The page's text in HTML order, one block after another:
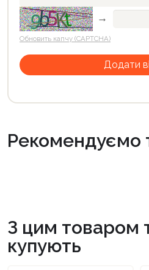
→
Обновить капчу (CAPTCHA)
Рекомендуємо
З цим товаром
купують